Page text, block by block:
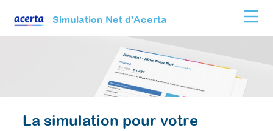
Simulation Net d'Acerta
La simulation pour votre